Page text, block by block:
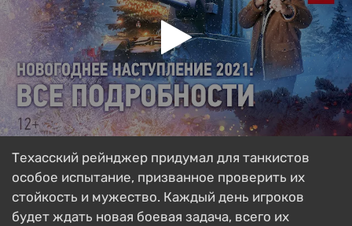
Техасский рейнджер придумал для танкистов
особое испытание, призванное проверить их
стойкость и мужество. Каждый день игроков
будет ждать новая боевая задача, всего их